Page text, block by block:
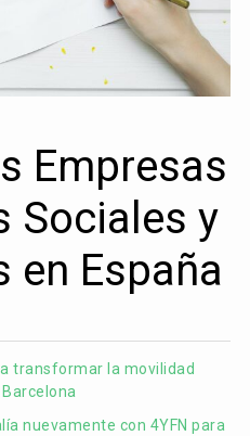
Empresas
Sociales y
en España
transformar la movilidad
nuevamente con 4YFN para